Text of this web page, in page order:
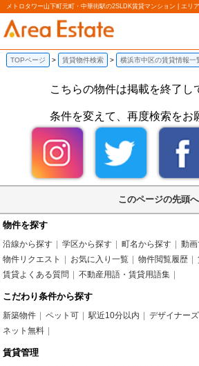
メトロタワー山下町元町・中華街駅の2SLDK賃貸マンション | エリ
TOPページ 賃貸物件検索 横浜市中区の賃貸情報一
こちらの物件は掲載を終了し
条件を変えて、再度検索をお
このページの先頭へ
物件を探す
沿線から探す 学区から探す 町名から探す
動
物件リクエスト
お気に入り一覧 物件閲覧履歴
賃貸よくある質問
不動産用語・賃貸用語集
こだわり条件から探す
新築物件 ペット可 駅近10分以内 デザイナーズ
ネット無料
賃貸管理